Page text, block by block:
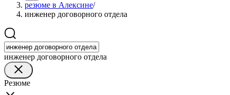
резюме в Алексине/
инженер договорного отдела
инженер договорного отдела
Резюме